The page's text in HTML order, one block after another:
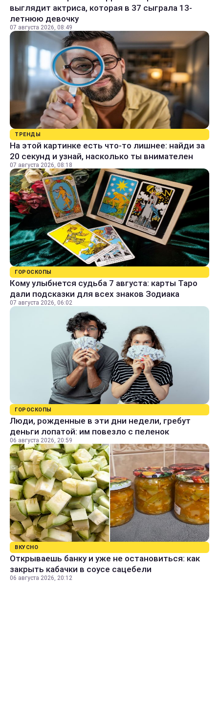
выглядит актриса, которая в 37 сыграла 13-
летнюю девочку
07 августа 2026, 08:49
ТРЕНДЫ
На этой картинке есть что-то лишнее: найди за
20 секунд и узнай, насколько ты внимателен
07 августа 2026, 08:18
ГОРОСКОПЫ
Кому улыбнется судьба 7 августа: карты Таро
дали подсказки для всех знаков Зодиака
07 августа 2026, 06:02
ГОРОСКОПЫ
Люди, рожденные в эти дни недели, гребут
деньги лопатой: им повезло с пеленок
06 августа 2026, 20:59
ВКУСНО
Открываешь банку и уже не остановиться: как
закрыть кабачки в соусе сацебели
06 августа 2026, 20:12